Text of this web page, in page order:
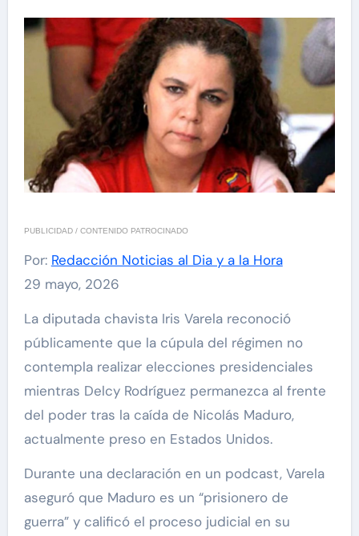
PUBLICIDAD / CONTENIDO PATROCINADO
Por: Redacción Noticias al Dia y a la Hora
29 mayo, 2026
La diputada chavista Iris Varela reconoció
públicamente que la cúpula del régimen no
contempla realizar elecciones presidenciales
mientras Delcy Rodríguez permanezca al frente
del poder tras la caída de Nicolás Maduro,
actualmente preso en Estados Unidos.
Durante una declaración en un podcast, Varela
aseguró que Maduro es un “prisionero de
guerra” y calificó el proceso judicial en su